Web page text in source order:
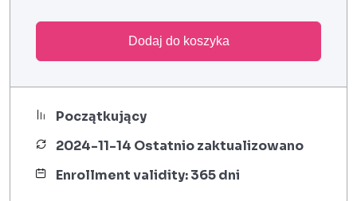
Dodaj do koszyka
Początkujący
2024-11-14 Ostatnio zaktualizowano
Enrollment validity: 365 dni